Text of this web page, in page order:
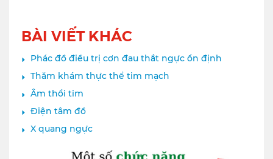
BÀI VIẾT KHÁC
Phác đồ điều trị cơn đau thắt ngực ổn định
Thăm khám thực thể tim mạch
Âm thổi tim
Điện tâm đồ
X quang ngực